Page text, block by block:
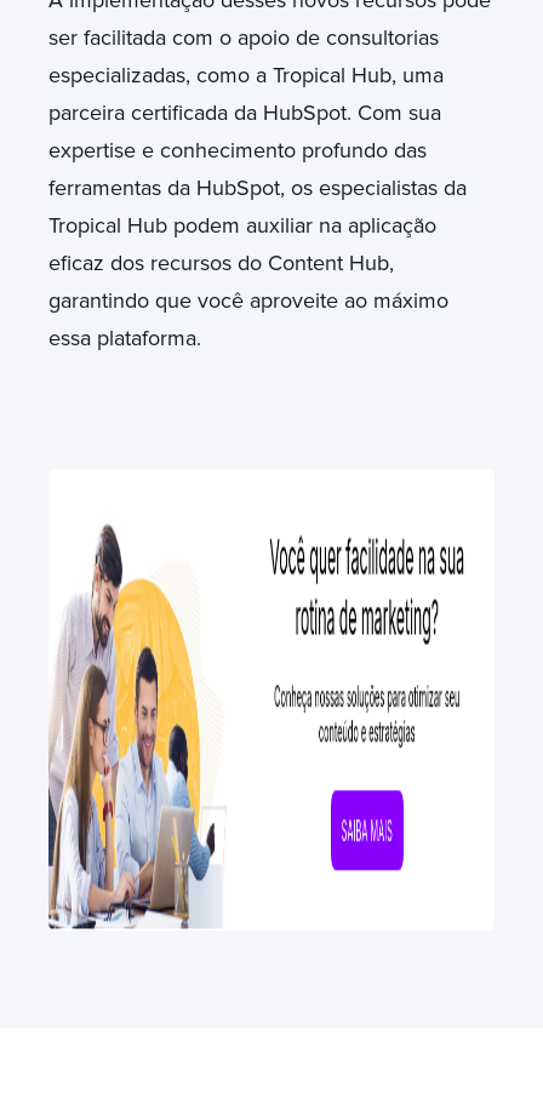
ser facilitada com o apoio de consultorias
especializadas, como a Tropical Hub, uma
parceira certificada da HubSpot. Com sua
expertise e conhecimento profundo das
ferramentas da HubSpot, os especialistas da
Tropical Hub podem auxiliar na aplicação
eficaz dos recursos do Content Hub,
garantindo que você aproveite ao máximo
essa plataforma.